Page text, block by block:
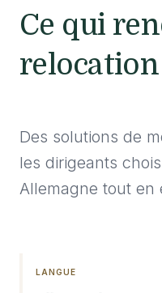
Ce qui
Des solutions de
les dirigeants
Allemagne tout en
LANGUE